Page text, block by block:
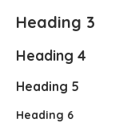
Heading 3
Heading 4
Heading 5
Heading 6